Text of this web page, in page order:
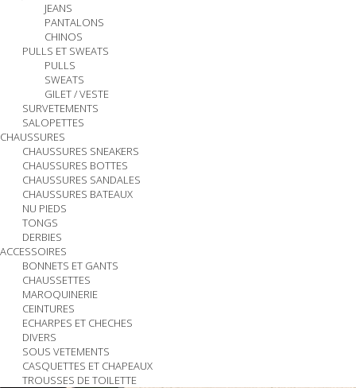
JEANS
PANTALONS
CHINOS
PULLS ET SWEATS
PULLS
SWEATS
GILET / VESTE
SURVETEMENTS
SALOPETTES
CHAUSSURES
CHAUSSURES SNEAKERS
CHAUSSURES BOTTES
CHAUSSURES SANDALES
CHAUSSURES BATEAUX
NU PIEDS
TONGS
DERBIES
ACCESSOIRES
BONNETS ET GANTS
CHAUSSETTES
MAROQUINERIE
CEINTURES
ECHARPES ET CHECHES
DIVERS
SOUS VETEMENTS
CASQUETTES ET CHAPEAUX
TROUSSES DE TOILETTE